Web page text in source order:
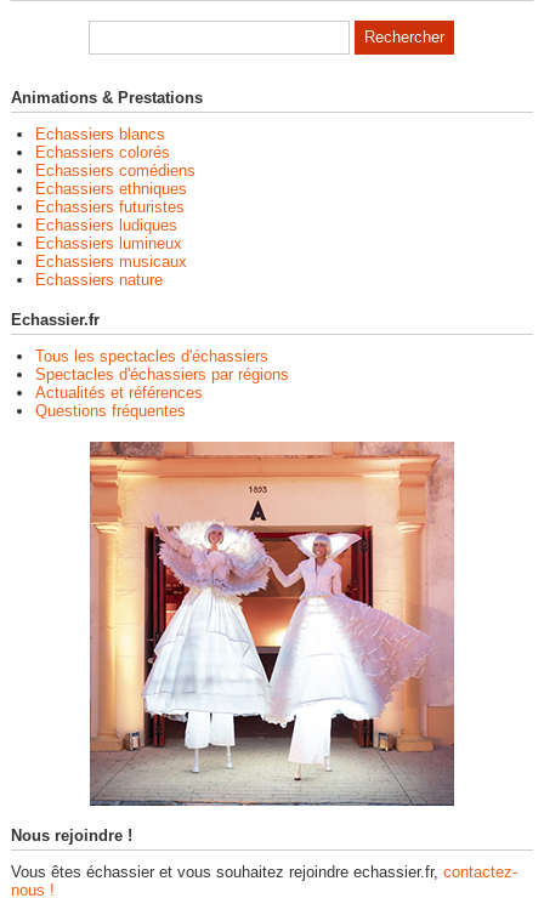
Animations & Prestations
Echassiers blancs
Echassiers colorés
Echassiers comédiens
Echassiers ethniques
Echassiers futuristes
Echassiers ludiques
Echassiers lumineux
Echassiers musicaux
Echassiers nature
Echassier.fr
Tous les spectacles d'échassiers
Spectacles d'échassiers par régions
Actualités et références
Questions fréquentes
Nous rejoindre !
Vous êtes échassier et vous souhaitez rejoindre echassier.fr, contactez-
nous !